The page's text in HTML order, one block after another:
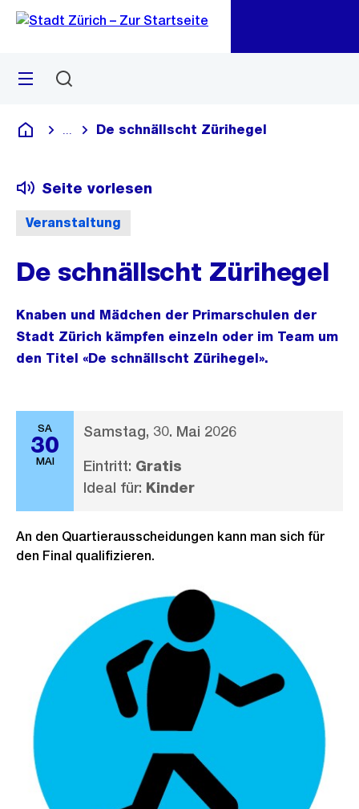
Navigation
Sprunglink
Menü
Deutsch
Blende alle Breadcrumbs ein
De schnällscht Zürihegel
Veranstaltung
Seite vorlesen
De schnällscht Zürihegel
Knaben und Mädchen der Primarschulen der
Stadt Zürich kämpfen einzeln oder im Team um
den Titel «De schnällscht Zürihegel».
SA
30
MAI
Samstag, 30. Mai 2026
Eintritt: Gratis
Ideal für: Kinder
An den Quartierausscheidungen kann man sich für
den Final qualifizieren.